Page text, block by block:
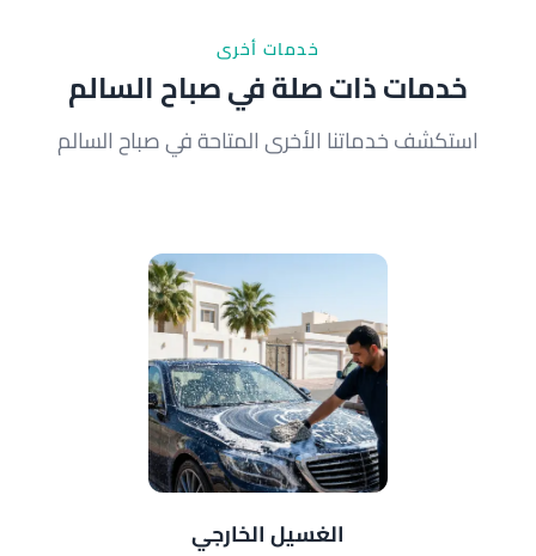
خدمات أخرى
خدمات ذات صلة في صباح السالم
استكشف خدماتنا الأخرى المتاحة في صباح السالم
الغسيل الخارجي